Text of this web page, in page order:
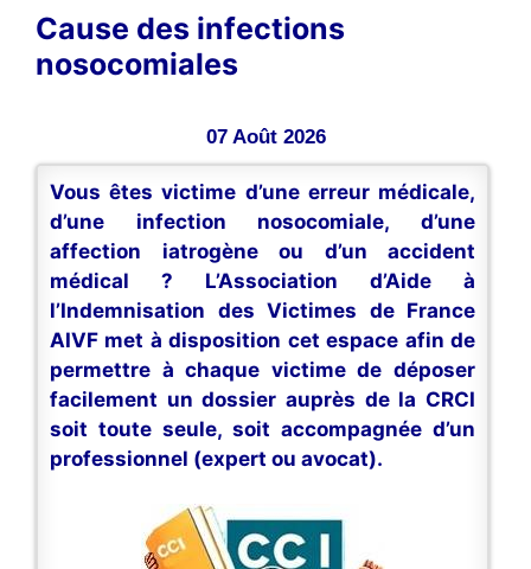
Cause des infections
nosocomiales
07 Août 2026
Vous êtes victime d’une erreur médicale,
d’une infection nosocomiale, d’une
affection iatrogène ou d’un accident
médical ? L’Association d’Aide à
l’Indemnisation des Victimes de France
AIVF met à disposition cet espace afin de
permettre à chaque victime de déposer
facilement un dossier auprès de la CRCI
soit toute seule, soit accompagnée d’un
professionnel (expert ou avocat).